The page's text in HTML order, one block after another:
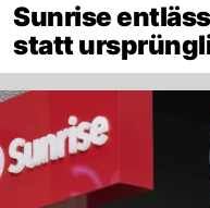
Sunrise
statt